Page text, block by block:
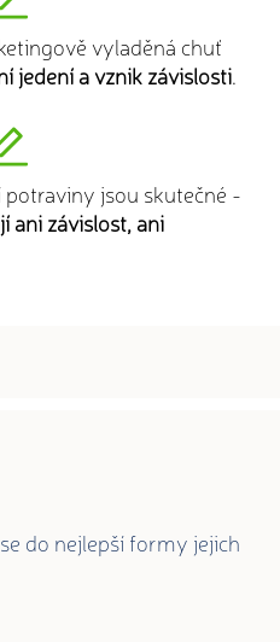
vyladěná chuť
jedení a vznik závislosti.
jsou skutečné -
ani závislost, ani
do nejlepší formy jejich